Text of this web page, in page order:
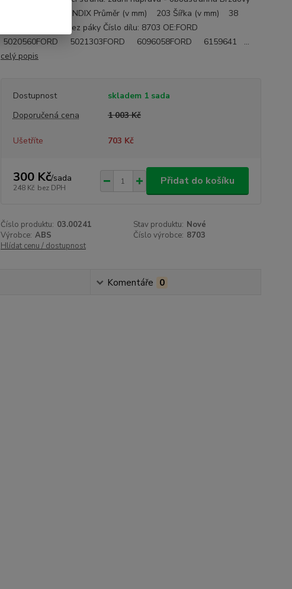
system: BOSCH/BENDIX Průměr (v mm) 203 Šířka (v mm) 38
Doplnkové info bez páky Číslo dílu: 8703 OE:FORD
5020560FORD 5021303FORD 6096058FORD 6159641 ...
celý popis
Dostupnost
skladem 1 sada
Doporučená cena
1 003 Kč
Ušetříte 703 Kč
300 Kč/sada
248 Kč bez DPH
Přidat do košíku
Číslo produktu: 03.00241 Stav produktu: Nové
Výrobce: ABS Číslo výrobce: 8703
Hlídat cenu / dostupnost
Komentáře 0